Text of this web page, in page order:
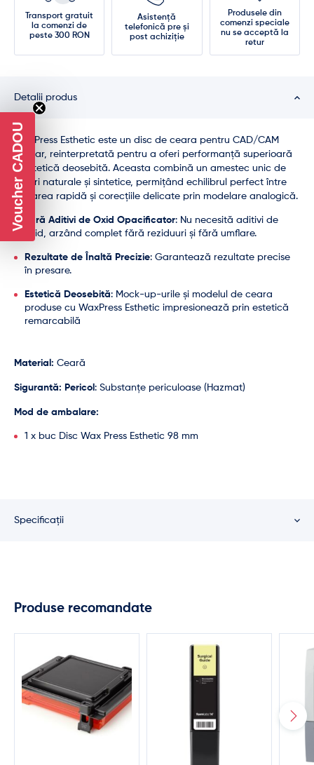
Transport gratuit
la comenzi de
peste 300 RON
Asistență
telefonică pre și
post achiziție
Produsele din
comenzi speciale
nu se acceptă la
retur
Detalii produs
WaxPress Esthetic este un disc de ceara pentru CAD/CAM
dentar, reinterpretată pentru a oferi performanță superioară
și estetică deosebită. Aceasta combină un amestec unic de
ceruri naturale și sintetice, permițând echilibrul perfect între
frezarea rapidă și corecțiile delicate prin modelare analogică.
Fără Aditivi de Oxid Opacificator: Nu necesită aditivi de
oxid, arzând complet fără reziduuri și fără umflare.
Rezultate de Înaltă Precizie: Garantează rezultate precise
în presare.
Estetică Deosebită: Mock-up-urile și modelul de ceara
produse cu WaxPress Esthetic impresionează prin estetică
remarcabilă
Material: Ceară
Sigurantă: Pericol : Substanțe periculoase (Hazmat)
Mod de ambalare:
1 x buc Disc Wax Press Esthetic 98 mm
Specificații
Produse recomandate
Voucher CADOU